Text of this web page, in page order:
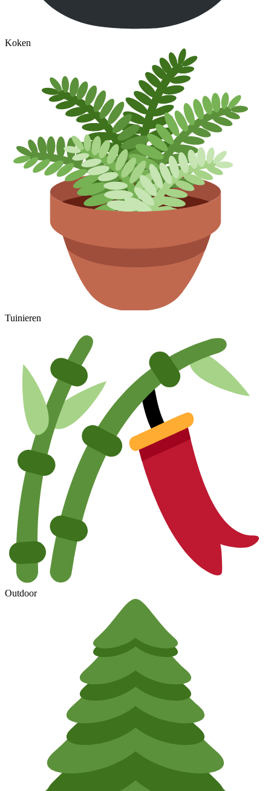
Koken
Tuinieren
Outdoor